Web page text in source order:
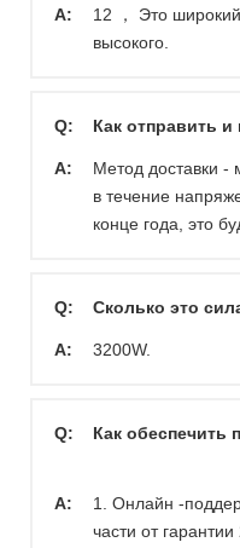
A:
12 ， Это
высокого.
Q: Как отправить и
A:
Метод доставки -
в течение
конце года, это
Q: Сколько это
A: 3200W.
Q: Как обеспечить
A:
1. Онлайн -
части от